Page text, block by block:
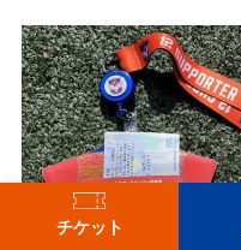
チケット